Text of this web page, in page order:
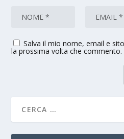
Salva il mio nome, email e
la prossima volta che commento.